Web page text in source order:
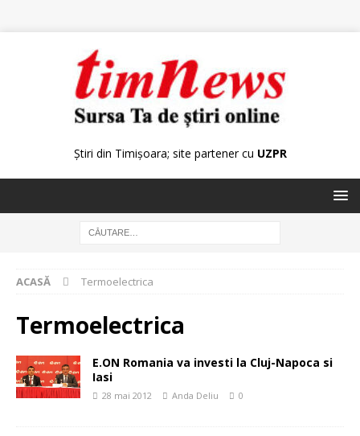
Știri din Timișoara; site partener cu UZPR
ACASĂ Termoelectrica
Termoelectrica
E.ON Romania va investi la Cluj-Napoca si
Iasi
28 mai 2012 Anda Deliu 0